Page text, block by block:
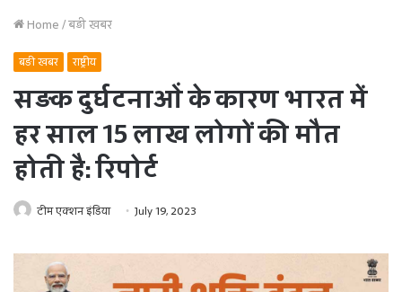
Home/बड़ी खबर
बड़ी खबर राष्ट्रीय
सड़क दुर्घटनाओं के कारण भारत में
हर साल 15 लाख लोगों की मौत
होती है: रिपोर्ट
टीम एक्शन इंडिया July 19, 2023